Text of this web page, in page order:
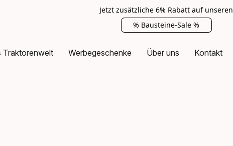
Jetzt zusätzliche 6% Rabatt auf unseren
% Bausteine-Sale %
Traktorenwelt Werbegeschenke Über uns Kontakt